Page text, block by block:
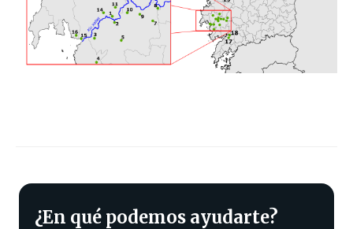
¿En qué podemos ayudarte?